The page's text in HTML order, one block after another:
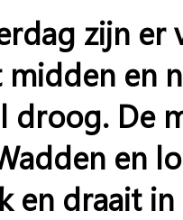
zijn er
en
droog. De
en
en draait